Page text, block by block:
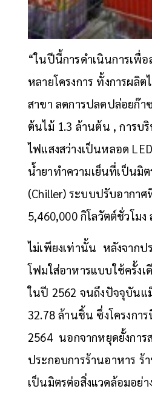
“ในปีนี้การดำเนินการเพื่
หลายโครงการ ทั้งการผ
สาขา ลดการปลดปล่อยก๊า
ต้นไม้ 1.3 ล้านต้น , การบ
ไฟแสงสว่างเป็นหลอด
น้ำยาทำความเย็นที่เป็นมิ
(Chiller) ระบบปรับอากา
5,460,000 กิโลวัตต์ชั่วโม
ไม่เพียงเท่านั้น หลังจากป
โฟมใส่อาหารแบบใช้ครั้งเ
ในปี 2562 จนถึงปัจจุบันแ
32.78 ล้านชิ้น ซึ่งโครงก
2564 นอกจากหยุดยั้งการ
ประกอบการร้านอาหาร
เป็นมิตรต่อสิ่งแวดล้อมอย่า